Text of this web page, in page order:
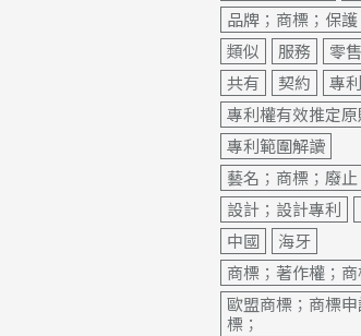
品牌；商標；保
類似
服務 零
共有
契約
專
專利權有效推定原
專利範圍解讀
藝名；商標；廢
設計；設計專利
中國
海牙
商標；著作權；商
歐盟商標；商標
標；